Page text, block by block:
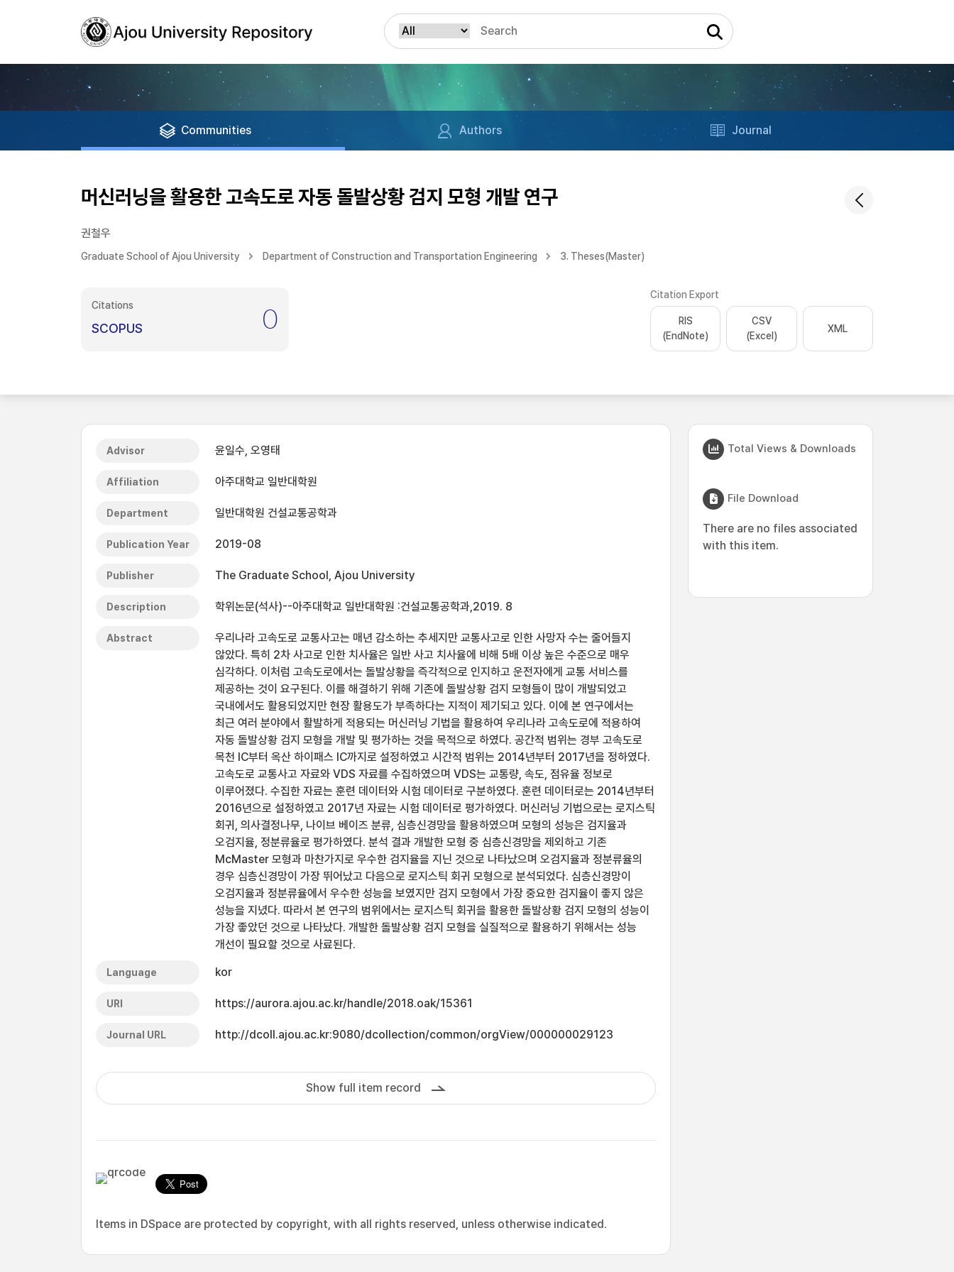
Communities Authors Journal
머신러닝을 활용한 고속도로 자동 돌발상황 검지 모형 개발 연구
권철우
Graduate School of Ajou University Department of Construction and Transportation Engineering 3. Theses(Master)
Citations
SCOPUS 0
Citation Export
RIS
(EndNote)
CSV
(Excel)
XML
Advisor 윤일수, 오영태
Affiliation 아주대학교 일반대학원
Department 일반대학원 건설교통공학과
Publication Year 2019-08
Publisher The Graduate School, Ajou University
Description 학위논문(석사)--아주대학교 일반대학원 :건설교통공학과,2019. 8
Abstract
우리나라 고속도로 교통사고는 매년 감소하는 추세지만 교통사고로 인한 사망자 수는 줄어들지
않았다. 특히 2차 사고로 인한 치사율은 일반 사고 치사율에 비해 5배 이상 높은 수준으로 매우
심각하다. 이처럼 고속도로에서는 돌발상황을 즉각적으로 인지하고 운전자에게 교통 서비스를
제공하는 것이 요구된다. 이를 해결하기 위해 기존에 돌발상황 검지 모형들이 많이 개발되었고
국내에서도 활용되었지만 현장 활용도가 부족하다는 지적이 제기되고 있다. 이에 본 연구에서는
최근 여러 분야에서 활발하게 적용되는 머신러닝 기법을 활용하여 우리나라 고속도로에 적용하여
자동 돌발상황 검지 모형을 개발 및 평가하는 것을 목적으로 하였다. 공간적 범위는 경부 고속도로
목천 IC부터 옥산 하이패스 IC까지로 설정하였고 시간적 범위는 2014년부터 2017년을 정하였다.
고속도로 교통사고 자료와 VDS 자료를 수집하였으며 VDS는 교통량, 속도, 점유율 정보로
이루어졌다. 수집한 자료는 훈련 데이터와 시험 데이터로 구분하였다. 훈련 데이터로는 2014년부터
2016년으로 설정하였고 2017년 자료는 시험 데이터로 평가하였다. 머신러닝 기법으로는 로지스틱
회귀, 의사결정나무, 나이브 베이즈 분류, 심층신경망을 활용하였으며 모형의 성능은 검지율과
오검지율, 정분류율로 평가하였다. 분석 결과 개발한 모형 중 심층신경망을 제외하고 기존
McMaster 모형과 마찬가지로 우수한 검지율을 지닌 것으로 나타났으며 오검지율과 정분류율의
경우 심층신경망이 가장 뛰어났고 다음으로 로지스틱 회귀 모형으로 분석되었다. 심층신경망이
오검지율과 정분류율에서 우수한 성능을 보였지만 검지 모형에서 가장 중요한 검지율이 좋지 않은
성능을 지녔다. 따라서 본 연구의 범위에서는 로지스틱 회귀을 활용한 돌발상황 검지 모형의 성능이
가장 좋았던 것으로 나타났다. 개발한 돌발상황 검지 모형을 실질적으로 활용하기 위해서는 성능
개선이 필요할 것으로 사료된다.
Language kor
URI https://aurora.ajou.ac.kr/handle/2018.oak/15361
Journal URL http://dcoll.ajou.ac.kr:9080/dcollection/common/orgView/000000029123
Show full item record
Items in DSpace are protected by copyright, with all rights reserved, unless otherwise indicated.
Total Views & Downloads
File Download
There are no files associated
with this item.